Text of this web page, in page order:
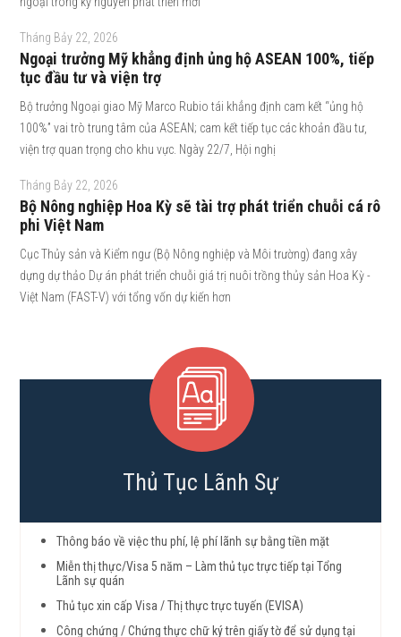
Tháng Bảy 22, 2026
Ngoại trưởng Mỹ khẳng định ủng hộ ASEAN 100%, tiếp
tục đầu tư và viện trợ
Bộ trưởng Ngoại giao Mỹ Marco Rubio tái khẳng định cam kết “ủng hộ
100%” vai trò trung tâm của ASEAN; cam kết tiếp tục các khoản đầu tư,
viện trợ quan trọng cho khu vực. Ngày 22/7, Hội nghị
Tháng Bảy 22, 2026
Bộ Nông nghiệp Hoa Kỳ sẽ tài trợ phát triển chuỗi cá rô
phi Việt Nam
Cục Thủy sản và Kiểm ngư (Bộ Nông nghiệp và Môi trường) đang xây
dựng dự thảo Dự án phát triển chuỗi giá trị nuôi trồng thủy sản Hoa Kỳ -
Việt Nam (FAST-V) với tổng vốn dự kiến hơn
Thủ Tục Lãnh Sự
Thông báo về việc thu phí, lệ phí lãnh sự bằng tiền mặt
Miễn thị thực/Visa 5 năm – Làm thủ tục trực tiếp tại Tổng
Lãnh sự quán
Thủ tục xin cấp Visa / Thị thực trực tuyến (EVISA)
Công chứng / Chứng thực chữ ký trên giấy tờ để sử dụng tại